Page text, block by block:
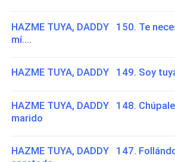
HAZME TUYA, DADDY 150. Te
mí....
HAZME TUYA, DADDY 149. Soy
HAZME TUYA, DADDY 148.
marido
HAZME TUYA, DADDY 147.